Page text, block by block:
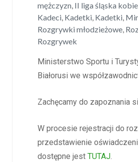
mężczyzn, II liga śląska
Kadeci, Kadetki, Kadetki,
Rozgrywki młodzieżowe,
Rozgrywek
Ministerstwo Sportu i
Białorusi we
Zachęcamy do zapoznania
W procesie rejestracji do
przedstawienie
dostępne jest TUTAJ.